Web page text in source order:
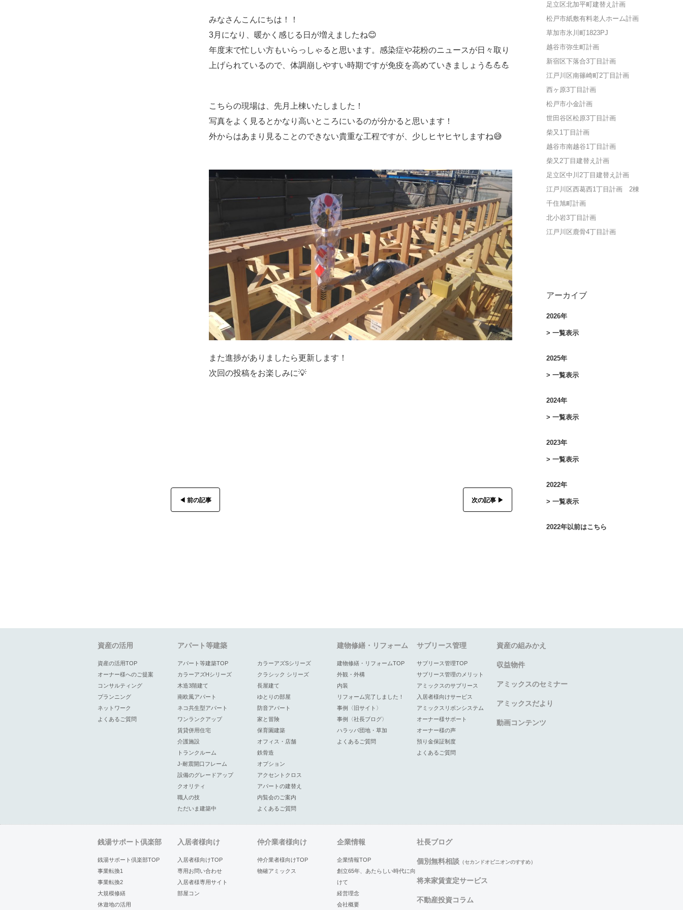
みなさんこんにちは！！
3月になり、暖かく感じる日が増えましたね😊
年度末で忙しい方もいらっしゃると思います。感染症や花粉のニュースが日々取り
上げられているので、体調崩しやすい時期ですが免疫を高めていきましょう💪💪💪
こちらの現場は、先月上棟いたしました！
写真をよく見るとかなり高いところにいるのが分かると思います！
外からはあまり見ることのできない貴重な工程ですが、少しヒヤヒヤしますね😅
また進捗がありましたら更新します！
次回の投稿をお楽しみに💡
◀︎ 前の記事 次の記事 ▶︎
足立区北加平町建替え計画
松戸市紙敷有料老人ホーム計画
草加市氷川町1823PJ
越谷市弥生町計画
新宿区下落合3丁目計画
江戸川区南篠崎町2丁目計画
西ヶ原3丁目計画
松戸市小金計画
世田谷区松原3丁目計画
柴又1丁目計画
越谷市南越谷1丁目計画
柴又2丁目建替え計画
足立区中川2丁目建替え計画
江戸川区西葛西1丁目計画 2棟
千住旭町計画
北小岩3丁目計画
江戸川区鹿骨4丁目計画
アーカイブ
2026年
> 一覧表示
2025年
> 一覧表示
2024年
> 一覧表示
2023年
> 一覧表示
2022年
> 一覧表示
2022年以前はこちら
資産の活用
資産の活用TOP
オーナー様へのご提案
コンサルティング
プランニング
ネットワーク
よくあるご質問
アパート等建築
アパート等建築TOP
カラーアズSシリーズ
カラーアズHシリーズ
クラシック シリーズ
木造3階建て
長屋建て
南欧風アパート
ゆとりの部屋
ネコ共生型アパート
防音アパート
ワンランクアップ
家と冒険
賃貸併用住宅
保育園建築
介護施設
オフィス・店舗
トランクルーム
鉄骨造
J-耐震開口フレーム
オプション
設備のグレードアップ
アクセントクロス
クオリティ
アパートの建替え
職人の技
内覧会のご案内
ただいま建築中
よくあるご質問
建物修繕・リフォーム
建物修繕・リフォームTOP
外観・外構
内装
リフォーム完了しました！
事例〈旧サイト〉
事例〈社長ブログ〉
ハラッパ団地・草加
よくあるご質問
サブリース管理
サブリース管理TOP
サブリース管理のメリット
アミックスのサブリース
入居者様向けサービス
アミックスリボンシステム
オーナー様サポート
オーナー様の声
預り金保証制度
よくあるご質問
資産の組みかえ
収益物件
アミックスのセミナー
アミックスだより
動画コンテンツ
銭湯サポート倶楽部
銭湯サポート倶楽部TOP
事業転換1
事業転換2
大規模修繕
休遊地の活用
入居者様向け
入居者様向けTOP
専用お問い合わせ
入居者様専用サイト
部屋コン
仲介業者様向け
仲介業者様向けTOP
物確アミックス
企業情報
企業情報TOP
創立65年、あたらしい時代に向
けて
経営理念
会社概要
社長ブログ
個別無料相談 （セカンドオピニオンのすすめ）
将来家賃査定サービス
不動産投資コラム